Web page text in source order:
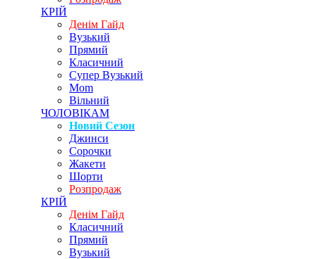
КРІЙ
Денім Гайд
Вузький
Прямий
Класичний
Супер Вузький
Mom
Вільний
ЧОЛОВІКАМ
Новий Сезон
Джинси
Сорочки
Жакети
Шорти
Розпродаж
КРІЙ
Денім Гайд
Класичний
Прямий
Вузький